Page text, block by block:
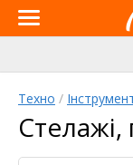
Техно /
Стелажі,